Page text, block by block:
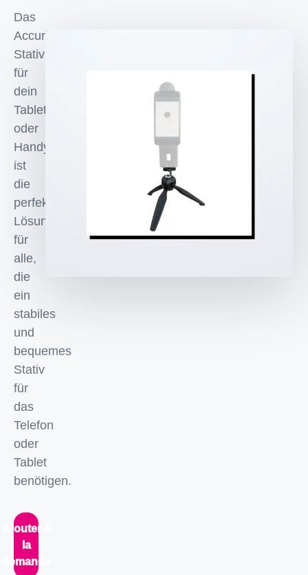
Das
Accurize
Stativ
für
dein
Tablet
oder
Handy
ist
die
perfekte
Lösung
für
alle,
die
ein
stabiles
und
bequemes
Stativ
für
das
Telefon
oder
Tablet
benötigen.
Ajouter à
la
demande